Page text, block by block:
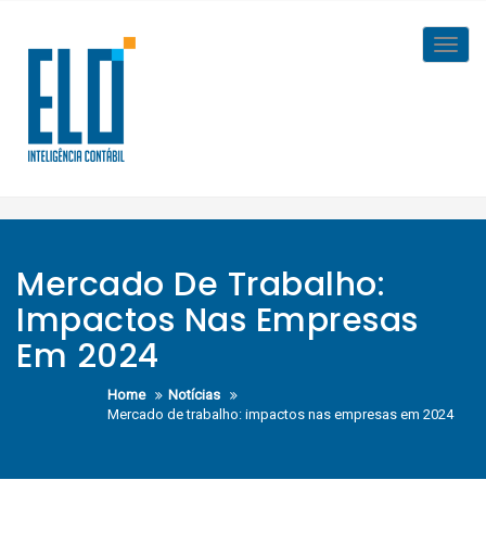
content
Mercado De Trabalho:
Impactos Nas Empresas
Em 2024
Home
Notícias
Mercado de trabalho: impactos nas empresas em 2024